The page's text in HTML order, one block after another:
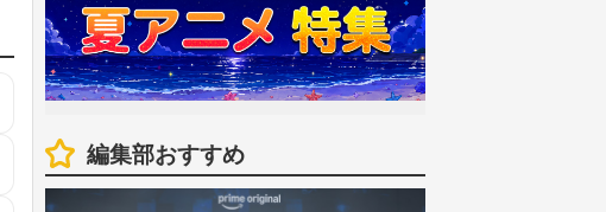
編集部おすすめ